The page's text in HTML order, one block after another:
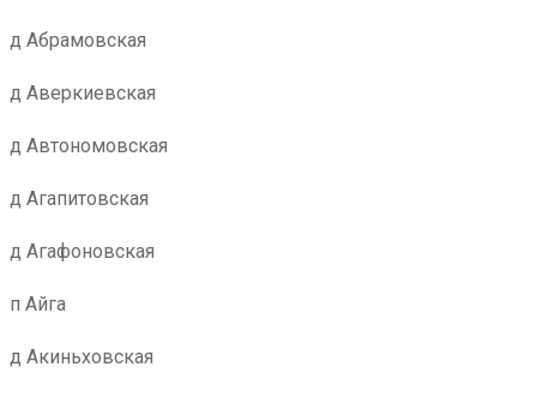
д Абрамовская
д Аверкиевская
д Автономовская
д Агапитовская
д Агафоновская
п Айга
д Акиньховская